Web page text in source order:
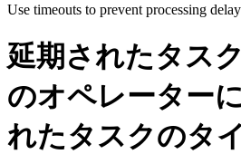
Use timeouts to prevent processing
延期されたタス
のオペレーター
れたタスクのタ